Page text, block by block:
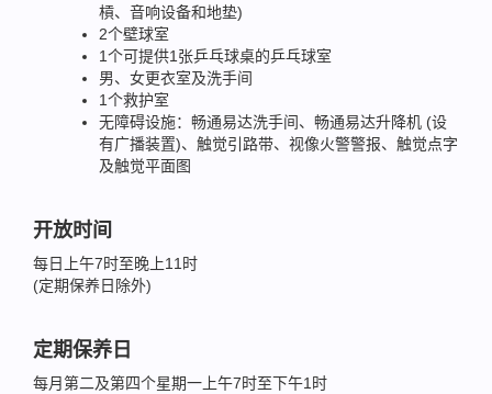
槓、音响设备和地垫)
2个壁球室
1个可提供1张乒乓球桌的乒乓球室
男、女更衣室及洗手间
1个救护室
无障碍设施：畅通易达洗手间、畅通易达升降机 (设
有广播装置)、触觉引路带、视像火警警报、触觉点字
及触觉平面图
开放时间
每日上午7时至晚上11时
(定期保养日除外)
定期保养日
每月第二及第四个星期一上午7时至下午1时